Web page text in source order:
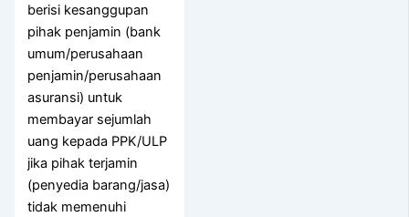
berisi kesanggupan
pihak penjamin (bank
umum/perusahaan
penjamin/perusahaan
asuransi) untuk
membayar sejumlah
uang kepada PPK/ULP
jika pihak terjamin
(penyedia barang/jasa)
tidak memenuhi